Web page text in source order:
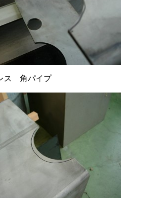
ス 角パイプ